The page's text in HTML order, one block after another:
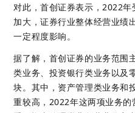
对此，首创证券表示，2022
加大，证券行业整体经营业绩
一定程度影响。
据了解，首创证券的业务范围
类业务、投资银行类业务以及
块。其中，资产管理类业务和
重较高，2022年这两项业务